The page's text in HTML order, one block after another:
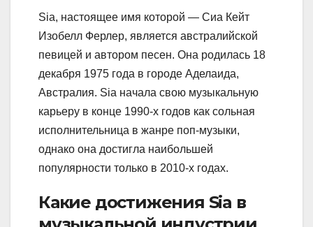
Sia, настоящее имя которой — Сиа Кейт
Изобелл Ферлер, является австралийской
певицей и автором песен. Она родилась 18
декабря 1975 года в городе Аделаида,
Австралия. Sia начала свою музыкальную
карьеру в конце 1990-х годов как сольная
исполнительница в жанре поп-музыки,
однако она достигла наибольшей
популярности только в 2010-х годах.
Какие достижения Sia в